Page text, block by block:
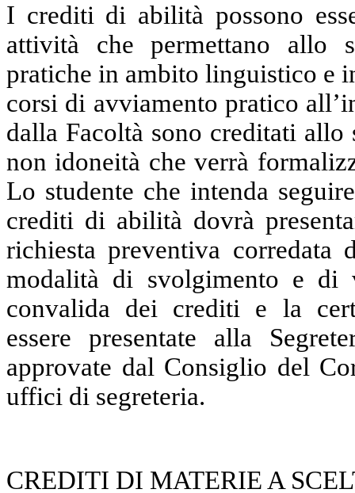
I crediti di abilità possono
attività che permettano allo
pratiche in ambito linguistico e
corsi di avviamento pratico
dalla Facoltà sono creditati
non idoneità che verrà
Lo studente che intenda
crediti di abilità dovrà
richiesta preventiva corredata
modalità di svolgimento e
convalida dei crediti e la
essere presentate alla
approvate dal Consiglio del
uffici di segreteria.
CREDITI DI MATERIE A